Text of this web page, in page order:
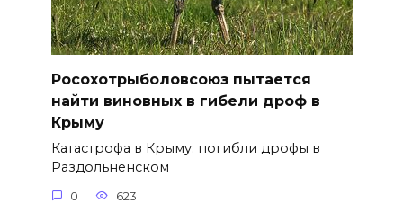
Росохотрыболовсоюз пытается
найти виновных в гибели дроф в
Крыму
Катастрофа в Крыму: погибли дрофы в
Раздольненском
0 623